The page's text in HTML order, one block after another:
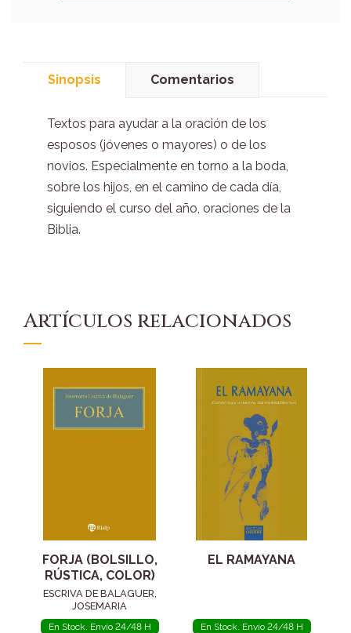
Sinopsis Comentarios
Textos para ayudar a la oración de los
esposos (jóvenes o mayores) o de los
novios. Especialmente en torno a la boda,
sobre los hijos, en el camino de cada día,
siguiendo el curso del año, oraciones de la
Biblia.
Artículos relacionados
FORJA (BOLSILLO,
RÚSTICA, COLOR)
ESCRIVA DE BALAGUER,
JOSEMARIA
En Stock. Envío 24/48 H
EL RAMAYANA
En Stock. Envío 24/48 H